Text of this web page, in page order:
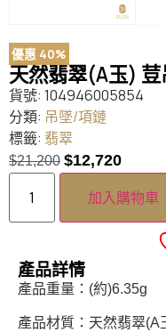
優惠 40%
天然翡翠(A玉) 荳
貨號: 104946005854
分類: 吊墜/項鏈
標籤: 翡翠
$21,200 $12,720
加入購物車
產品詳情
產品重量：(約)6.35g
產品材質：天然翡翠(A